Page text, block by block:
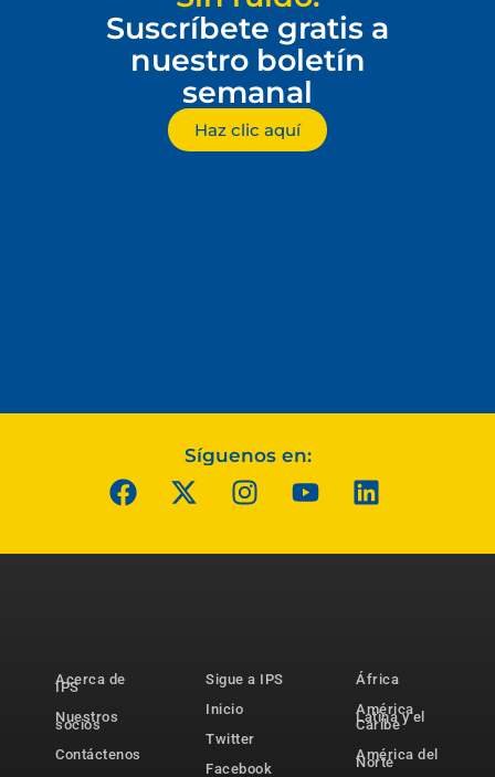
Suscríbete gratis a
nuestro boletín
semanal
Haz clic aquí
Síguenos en:
Acerca de
IPS
Nuestros
socios
Contáctenos
Sigue a IPS
Inicio
Twitter
Facebook
África
América
Latina y el
Caribe
América del
Norte